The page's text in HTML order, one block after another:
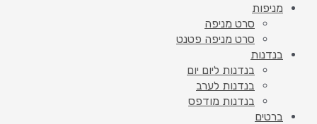
מניפות
סרט מניפה
סרט מניפה פטנט
בנדנות
בנדנות ליום יום
בנדנות לערב
בנדנות מודפס
ברטים